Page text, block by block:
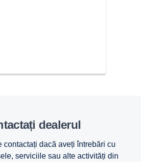
dealerul
contactați dacă aveți întrebări cu
serviciile sau alte activități din